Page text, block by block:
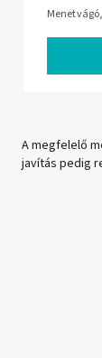
A megfelelő
javítás pedig